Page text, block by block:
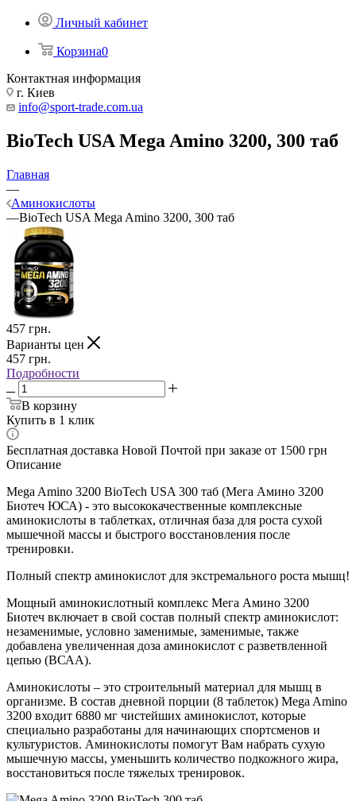
Личный кабинет
Корзина0
Контактная информация
г. Киев
info@sport-trade.com.ua
BioTech USA Mega Amino 3200, 300 таб
Главная
—
Аминокислоты
—BioTech USA Mega Amino 3200, 300 таб
457 грн.
Варианты цен
457 грн.
Подробности
В корзину
Купить в 1 клик
Бесплатная доставка Новой Почтой при заказе от 1500 грн
Описание
Mega Amino 3200 BioTech USA 300 таб (Мега Амино 3200
Биотеч ЮСА) - это высококачественные комплексные
аминокислоты в таблетках, отличная база для роста сухой
мышечной массы и быстрого восстановления после
тренировки.
Полный спектр аминокислот для экстремального роста мышц!
Мощный аминокислотный комплекс Мега Амино 3200
Биотеч включает в свой состав полный спектр аминокислот:
незаменимые, условно заменимые, заменимые, также
добавлена увеличенная доза аминокислот с разветвленной
цепью (ВСАА).
Аминокислоты – это строительный материал для мышц в
организме. В состав дневной порции (8 таблеток) Mega Amino
3200 входит 6880 мг чистейших аминокислот, которые
специально разработаны для начинающих спортсменов и
культуристов. Аминокислоты помогут Вам набрать сухую
мышечную массы, уменьшить количество подкожного жира,
восстановиться после тяжелых тренировок.